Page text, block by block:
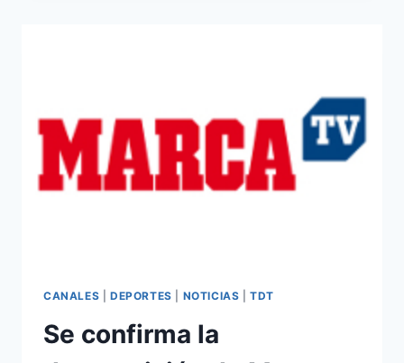
BARCELONA
CANALES DEPORTES NOTICIAS |TDT
Se confirma la